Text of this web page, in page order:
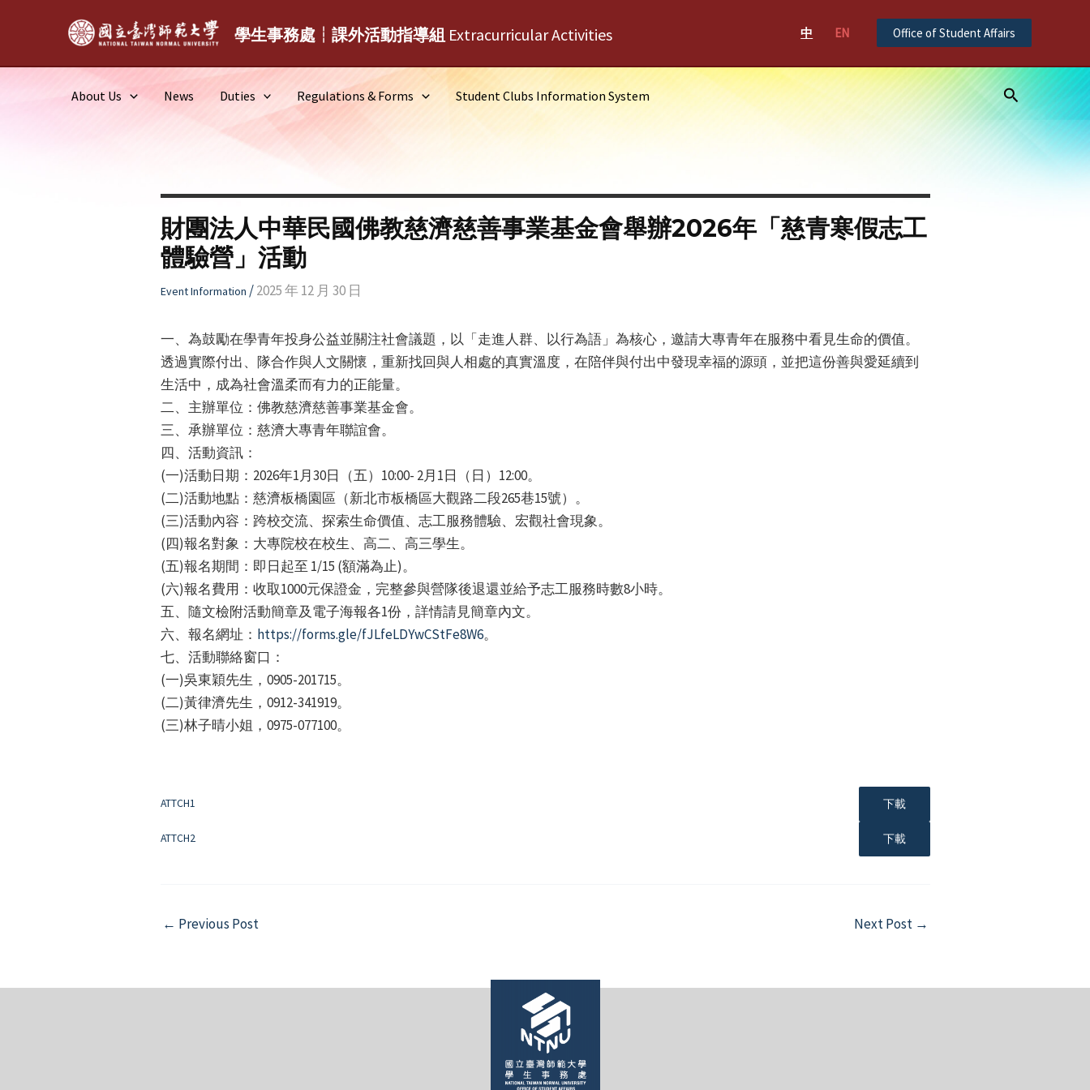
學生事務處┆課外活動指導組 Extracurricular Activities 中 EN Office of Student Affairs
About Us News Duties Regulations & Forms Student Clubs Information System Search
財團法人中華民國佛教慈濟慈善事業基金會舉辦2026年「慈青寒假志工
體驗營」活動
Event Information /2025 年 12 月 30 日
一、為鼓勵在學青年投身公益並關注社會議題，以「走進人群、以行為語」為核心，邀請大專青年在服務中看見生命的價值。
透過實際付出、隊合作與人文關懷，重新找回與人相處的真實溫度，在陪伴與付出中發現幸福的源頭，並把這份善與愛延續到
生活中，成為社會溫柔而有力的正能量。
二、主辦單位：佛教慈濟慈善事業基金會。
三、承辦單位：慈濟大專青年聯誼會。
四、活動資訊：
(一)活動日期：2026年1月30日（五）10:00- 2月1日（日）12:00。
(二)活動地點：慈濟板橋園區（新北市板橋區大觀路二段265巷15號）。
(三)活動內容：跨校交流、探索生命價值、志工服務體驗、宏觀社會現象。
(四)報名對象：大專院校在校生、高二、高三學生。
(五)報名期間：即日起至 1/15 (額滿為止)。
(六)報名費用：收取1000元保證金，完整參與營隊後退還並給予志工服務時數8小時。
五、隨文檢附活動簡章及電子海報各1份，詳情請見簡章內文。
六、報名網址： https://forms.gle/fJLfeLDYwCStFe8W6。
七、活動聯絡窗口：
(一)吳東穎先生，0905-201715。
(二)黃律濟先生，0912-341919。
(三)林子晴小姐，0975-077100。
ATTCH1 下載
ATTCH2 下載
Post
← Previous Post Next Post →